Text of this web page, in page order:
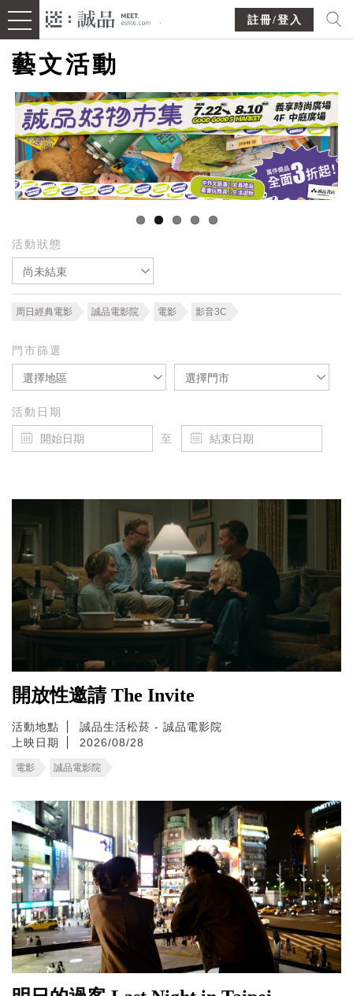
註冊/登入
藝文活動
活動狀態
尚未結束
周日經典電影 誠品電影院 電影 影音3C
門市篩選
選擇地區 選擇門市
活動日期
至
開放性邀請 The Invite
活動地點
誠品生活松菸 - 誠品電影院
上映日期
2026/08/28
電影 誠品電影院